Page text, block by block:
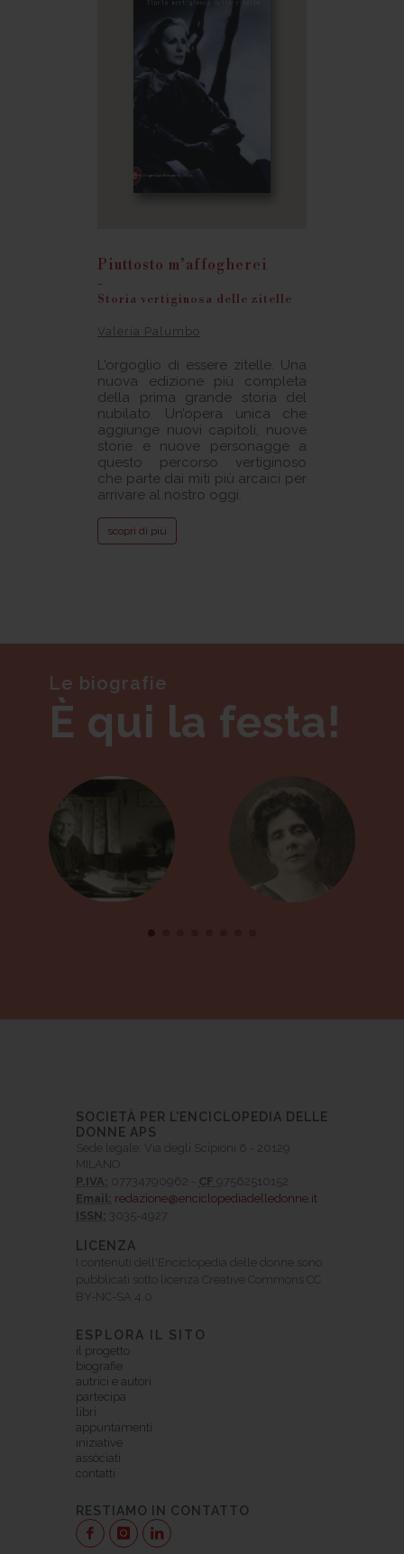
Piuttosto m’affogherei
-
Storia vertiginosa delle zitelle
Valeria Palumbo
L'orgoglio di essere zitelle. Una
nuova edizione più completa
della prima grande storia del
nubilato. Un’opera unica che
aggiunge nuovi capitoli, nuove
storie e nuove personagge a
questo percorso vertiginoso
che parte dai miti più arcaici per
arrivare al nostro oggi.
scopri di più
Le biografie
È qui la festa!
SOCIETÀ PER L'ENCICLOPEDIA DELLE
DONNE APS
Sede legale: Via degli Scipioni 6 - 20129
MILANO
P.IVA:
07734790962 - CF 97562510152
Email: redazione@enciclopediadelledonne.it
ISSN: 3035-4927
LICENZA
I contenuti dell'Enciclopedia delle donne sono
pubblicati sotto licenza Creative Commons CC
BY-NC-SA 4.0.
ESPLORA IL SITO
il progetto
biografie
autrici e autori
partecipa
libri
appuntamenti
iniziative
assòciati
contatti
RESTIAMO IN CONTATTO